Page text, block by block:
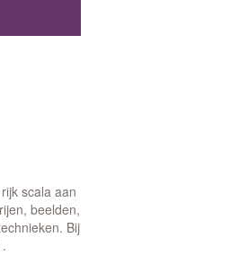
scala aan
beelden,
Bij